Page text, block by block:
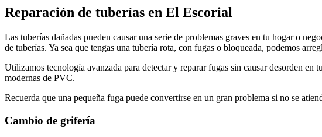
Reparación de tuberías en El Escorial
Las tuberías dañadas pueden causar una serie de problemas graves en tu hogar o
de tuberías. Ya sea que tengas una tubería rota, con fugas o bloqueada, podemos
Utilizamos tecnología avanzada para detectar y reparar fugas sin causar desorden en
modernas de PVC.
Recuerda que una pequeña fuga puede convertirse en un gran problema si no se
Cambio de grifería